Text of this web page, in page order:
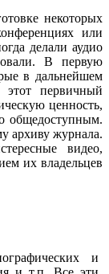
некоторых
или
делали аудио
В первую
в дальнейшем
этот первичный
ценность,
общедоступным.
архиву журнала.
видео,
их владельцев
и